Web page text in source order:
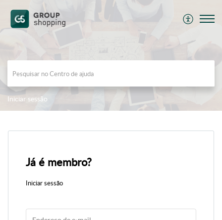
Iniciar sessão
Já é membro?
Iniciar sessão